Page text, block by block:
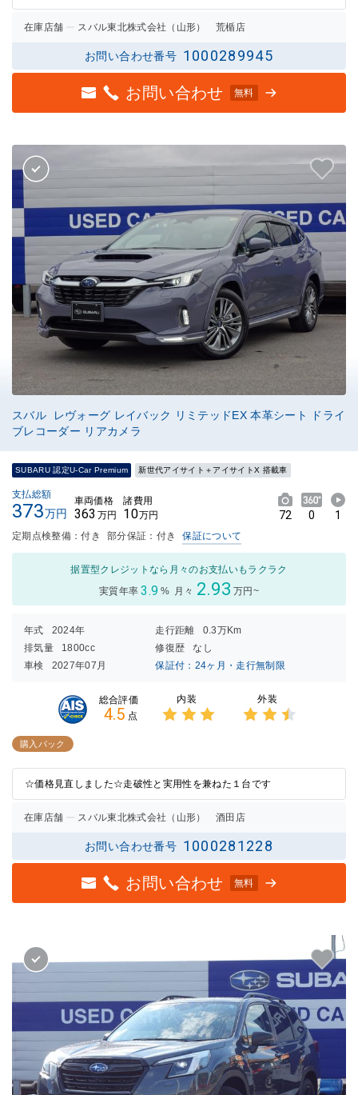
在庫店舗 スバル東北株式会社（山形） 荒楯店
お問い合わせ番号 1000289945
お問い合わせ 無料
スバル レヴォーグ レイバック リミテッドEX 本革シート ドライ
ブレコーダー リアカメラ
SUBARU 認定U-Car Premium 新世代アイサイト＋アイサイトX 搭載車
支払総額
373万円
車両価格
363 万円
諸費用
10万円 72 0 1
定期点検整備：付き 部分保証：付き 保証について
据置型クレジットなら月々のお支払いもラクラク
実質年率 3.9 % 月々 2.93 万円~
年式 2024年 走行距離
0.3万Km
排気量
1800cc 修復歴
なし
車検
2027年07月 保証付：24ヶ月・走行無制限
総合評価
4.5 点
内装 外装
購入パック
☆価格見直しました☆走破性と実用性を兼ねた１台です
在庫店舗 スバル東北株式会社（山形） 酒田店
お問い合わせ番号 1000281228
お問い合わせ 無料